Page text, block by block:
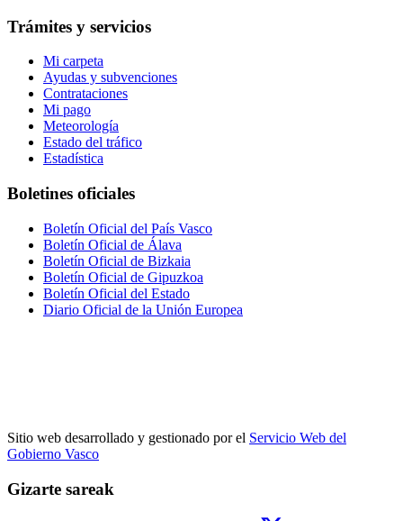
Trámites y servicios
Mi carpeta
Ayudas y subvenciones
Contrataciones
Mi pago
Meteorología
Estado del tráfico
Estadística
Boletines oficiales
Boletín Oficial del País Vasco
Boletín Oficial de Álava
Boletín Oficial de Bizkaia
Boletín Oficial de Gipuzkoa
Boletín Oficial del Estado
Diario Oficial de la Unión Europea
Sitio web desarrollado y gestionado por el Servicio Web del
Gobierno Vasco
Gizarte sareak